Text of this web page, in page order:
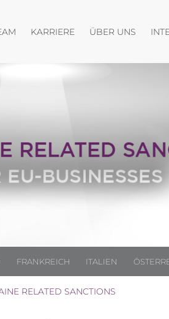
KARRIEREMenü öffnen
ÜBER UNS Menü
FRANKREICH ITALIEN
RELATED SANCTIONS